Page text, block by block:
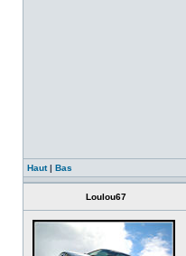
Haut| Bas
Loulou67